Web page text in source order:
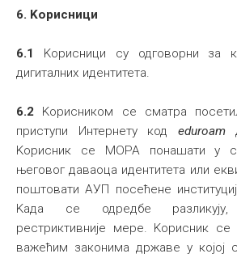
6. Kорисници
6.1
Kорисници су одговорни за
дигиталних идентитета.
6.2 Kорисником се сматра
приступи Интернету код eduroam
Kорисник се МОРА понашати у
његовог даваоца идентитета или
поштовати АУП посећене
Kада се одредбе
рестриктивније мере. Kорисник
важећим законима државе у којој